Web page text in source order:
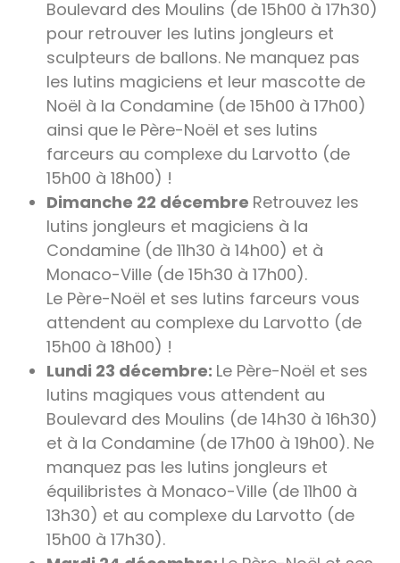
Boulevard des Moulins (de 15h00 à 17h30)
pour retrouver les lutins jongleurs et
sculpteurs de ballons. Ne manquez pas
les lutins magiciens et leur mascotte de
Noël à la Condamine (de 15h00 à 17h00)
ainsi que le Père-Noël et ses lutins
farceurs au complexe du Larvotto (de
15h00 à 18h00) !
Dimanche 22 décembre Retrouvez les
lutins jongleurs et magiciens à la
Condamine (de 11h30 à 14h00) et à
Monaco-Ville (de 15h30 à 17h00).
Le Père-Noël et ses lutins farceurs vous
attendent au complexe du Larvotto (de
15h00 à 18h00) !
Lundi 23 décembre: Le Père-Noël et ses
lutins magiques vous attendent au
Boulevard des Moulins (de 14h30 à 16h30)
et à la Condamine (de 17h00 à 19h00). Ne
manquez pas les lutins jongleurs et
équilibristes à Monaco-Ville (de 11h00 à
13h30) et au complexe du Larvotto (de
15h00 à 17h30).